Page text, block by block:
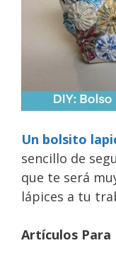
Un bolsito
sencillo de
que te será
lápices a tu
Artículos Para